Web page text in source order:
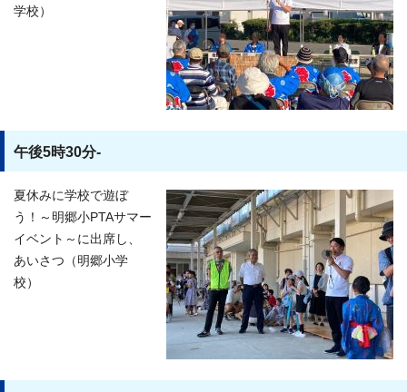
学校）
午後5時30分-
夏休みに学校で遊ぼ
う！～明郷小PTAサマー
イベント～に出席し、
あいさつ（明郷小学
校）